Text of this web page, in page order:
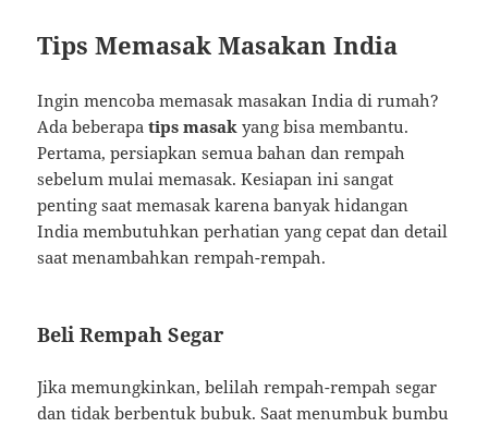
Tips Memasak Masakan India
Ingin mencoba memasak masakan India di rumah?
Ada beberapatips masak yang bisa membantu.
Pertama, persiapkan semua bahan dan rempah
sebelum mulai memasak. Kesiapan ini sangat
penting saat memasak karena banyak hidangan
India membutuhkan perhatian yang cepat dan detail
saat menambahkan rempah-rempah.
Beli Rempah Segar
Jika memungkinkan, belilah rempah-rempah segar
dan tidak berbentuk bubuk. Saat menumbuk bumbu